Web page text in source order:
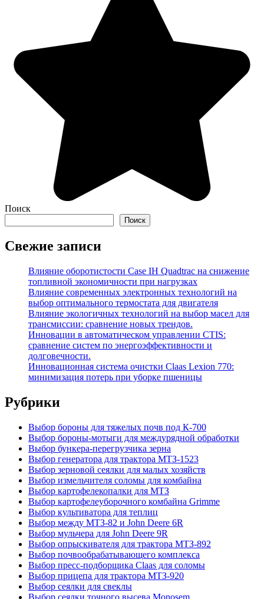
Поиск
Поиск
Свежие записи
Влияние оборотистости Case IH Quadtrac на снижение
топливной экономичности при нагрузках
Влияние современных электронных технологий на
выбор оптимального термостата для двигателя
Влияние экологичных технологий на выбор масел для
трансмиссии: сравнение новых трендов.
Инновации в автоматическом управлении CTIS:
сравнение систем по энергоэффективности и
долговечности.
Инновационная система очистки Claas Lexion 770:
минимизация потерь при уборке пшеницы
Рубрики
Выбор бороны для тяжелых почв под К-700
Выбор бороны-мотыги для междурядной обработки
Выбор бункера-перегрузчика зерна
Выбор генератора для трактора МТЗ-1523
Выбор зерновой сеялки для малых хозяйств
Выбор измельчителя соломы для комбайна
Выбор картофелекопалки для МТЗ
Выбор картофелеуборочного комбайна Grimme
Выбор культиватора для теплиц
Выбор между МТЗ-82 и John Deere 6R
Выбор мульчера для John Deere 9R
Выбор опрыскивателя для трактора МТЗ-892
Выбор почвообрабатывающего комплекса
Выбор пресс-подборщика Claas для соломы
Выбор прицепа для трактора МТЗ-920
Выбор сеялки для свеклы
Выбор сеялки точного высева Monosem